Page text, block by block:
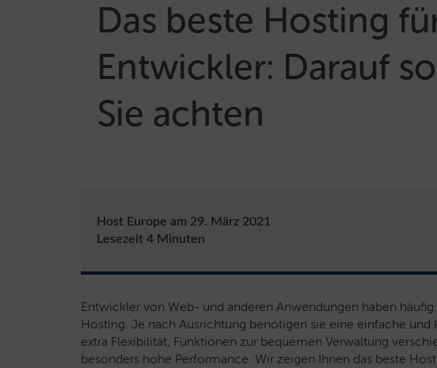
Das beste Hosting
Entwickler: Darauf
Sie achten
Host Europe am 29. März 2021
Lesezeit 4 Minuten
Entwickler von Web- und anderen Anwendungen haben
Hosting. Je nach Ausrichtung benötigen sie eine einfache
extra Flexibilität, Funktionen zur bequemen Verwaltung
besonders hohe Performance. Wir zeigen Ihnen das beste